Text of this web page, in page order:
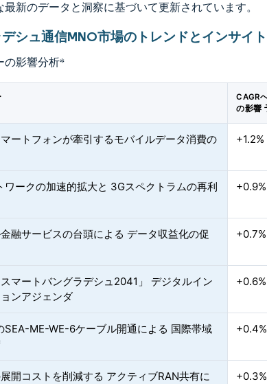
最新のデータと洞察に基づいて更新されています。
シュ通信MNO市場のトレンドとインサイト
の影響分析*
CAGR
の影響
ートフォンが牽引するモバイルデータ消費の
+1.2%
ワークの加速的拡大と 3Gスペクトラムの再利
+0.9%
融サービスの台頭による データ収益化の促
+0.7%
マートバングラデシュ2041」 デジタルイン
ンアジェンダ
+0.6%
SEA-ME-WE-6ケーブル開通による 国際帯域
+0.4%
開コストを削減する アクティブRAN共有に
+0.3%